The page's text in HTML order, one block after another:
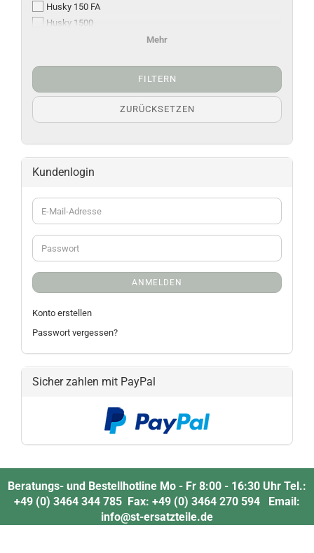
Husky 150 FA
Husky 1500
FILTERN
ZURÜCKSETZEN
Kundenlogin
ANMELDEN
Konto erstellen
Passwort vergessen?
Sicher zahlen mit PayPal
Beratungs- und Bestellhotline Mo - Fr 8:00 - 16:30 Uhr Tel.:
+49 (0) 3464 344 785 Fax: +49 (0) 3464 270 594 Email:
info@st-ersatzteile.de